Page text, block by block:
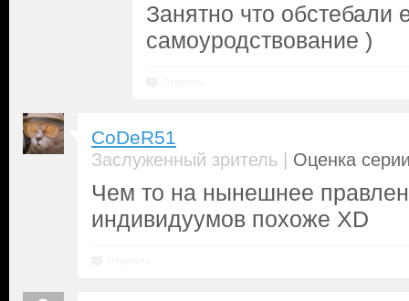
Занятно что обстебали
самоуродствование )
CoDeR51
Заслуженный зритель | Оценка
Чем то на нынешнее
индивидуумов похоже XD